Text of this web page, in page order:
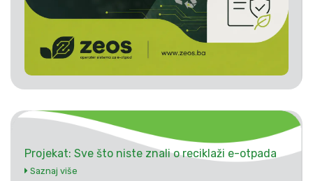
Projekat: Sve što niste znali o reciklaži e-otpada
Saznaj više